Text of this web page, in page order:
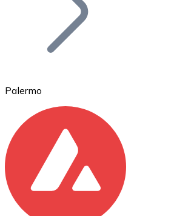
Ethereum
ETH
Palermo